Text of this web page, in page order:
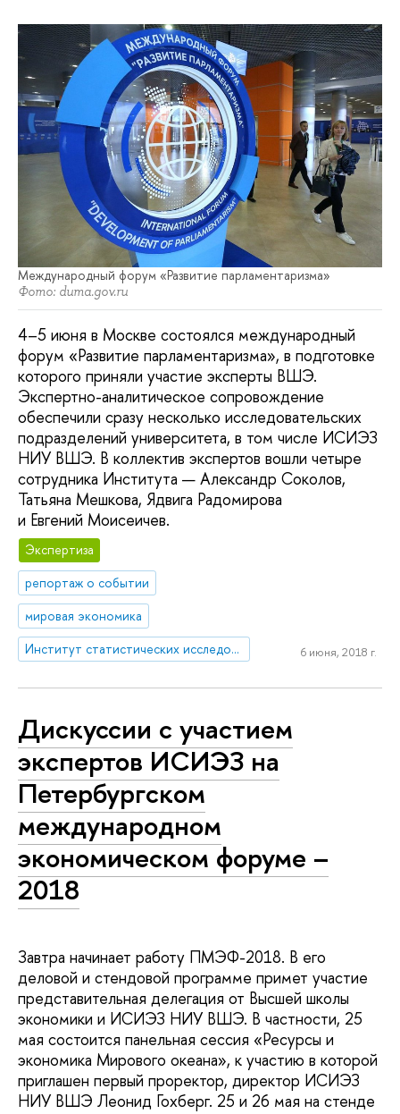
Международный форум «Развитие парламентаризма»
Фото: duma.gov.ru
4–5 июня в Москве состоялся международный
форум «Развитие парламентаризма», в подготовке
которого приняли участие эксперты ВШЭ.
Экспертно-аналитическое сопровождение
обеспечили сразу несколько исследовательских
подразделений университета, в том числе ИСИЭЗ
НИУ ВШЭ. В коллектив экспертов вошли четыре
сотрудника Института — Александр Соколов,
Татьяна Мешкова, Ядвига Радомирова
и Евгений Моисеичев.
Экспертиза
репортаж о событии
мировая экономика
Институт статистических исследований и экономики знаний
6 июня, 2018 г.
Дискуссии с участием
экспертов ИСИЭЗ на
Петербургском
международном
экономическом форуме –
2018
Завтра начинает работу ПМЭФ-2018. В его
деловой и стендовой программе примет участие
представительная делегация от Высшей школы
экономики и ИСИЭЗ НИУ ВШЭ. В частности, 25
мая состоится панельная сессия «Ресурсы и
экономика Мирового океана», к участию в которой
приглашен первый проректор, директор ИСИЭЗ
НИУ ВШЭ Леонид Гохберг. 25 и 26 мая на стенде